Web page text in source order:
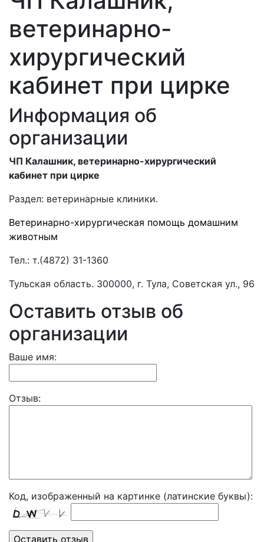
ветеринарно-
хирургический
кабинет при цирке
Информация об
организации
ЧП Калашник, ветеринарно-хирургический
кабинет при цирке
Раздел: ветеринарные клиники.
Ветеринарно-хирургическая помощь домашним
животным
Тел.: т.(4872) 31-1360
Тульская область. 300000, г. Тула, Советская ул., 96
Оставить отзыв об
организации
Ваше имя:
Отзыв:
Код, изображенный на картинке (латинские буквы):